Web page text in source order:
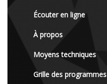
Écouter en ligne
À propos
Moyens techniques
Grille des programmes